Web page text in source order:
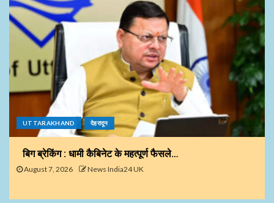
UTTARAKHAND देहरादून
बिग ब्रेकिंग : धामी कैबिनेट के महत्पूर्ण फैसले…
August 7, 2026 News India24 UK